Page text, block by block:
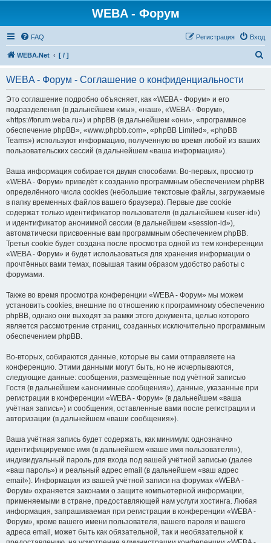
WEBA - Форум
FAQ Вход
Регистрация
WEBA.Net [ / ]
WEBA - Форум - Соглашение о конфиденциальности
Это соглашение подробно объясняет, как «WEBA - Форум» и его
подразделения (в дальнейшем «мы», «наш», «WEBA - Форум»,
«https://forum.weba.ru») и phpBB (в дальнейшем «они», «программное
обеспечение phpBB», «www.phpbb.com», «phpBB Limited», «phpBB
Teams») используют информацию, полученную во время любой из ваших
пользовательских сессий (в дальнейшем «ваша информация»).
Ваша информация собирается двумя способами. Во-первых, просмотр
«WEBA - Форум» приведёт к созданию программным обеспечением phpBB
определённого числа cookies (небольшие текстовые файлы, загружаемые
в папку временных файлов вашего браузера). Первые две cookie
содержат только идентификатор пользователя (в дальнейшем «user-id»)
и идентификатор анонимной сессии (в дальнейшем «session-id»),
автоматически присвоенные вам программным обеспечением phpBB.
Третья cookie будет создана после просмотра одной из тем конференции
«WEBA - Форум» и будет использоваться для хранения информации о
прочтённых вами темах, повышая таким образом удобство работы с
форумами.
Также во время просмотра конференции «WEBA - Форум» мы можем
установить cookies, внешние по отношению к программному обеспечению
phpBB, однако они выходят за рамки этого документа, целью которого
является рассмотрение страниц, созданных исключительно программным
обеспечением phpBB.
Во-вторых, собираются данные, которые вы сами отправляете на
конференцию. Этими данными могут быть, но не исчерпываются,
следующие данные: сообщения, размещённые под учётной записью
Гостя (в дальнейшем «анонимные сообщения»), данные, указанные при
регистрации в конференции «WEBA - Форум» (в дальнейшем «ваша
учётная запись») и сообщения, оставленные вами после регистрации и
авторизации (в дальнейшем «ваши сообщения»).
Ваша учётная запись будет содержать, как минимум: однозначно
идентифицируемое имя (в дальнейшем «ваше имя пользователя»),
индивидуальный пароль для входа под вашей учётной записью (далее
«ваш пароль») и реальный адрес email (в дальнейшем «ваш адрес
email»). Информация из вашей учётной записи на форумах «WEBA -
Форум» охраняется законами о защите компьютерной информации,
применяемыми в стране, предоставляющей нам услуги хостинга. Любая
информация, запрашиваемая при регистрации в конференции «WEBA -
Форум», кроме вашего имени пользователя, вашего пароля и вашего
адреса email, может быть как обязательной, так и необязательной к